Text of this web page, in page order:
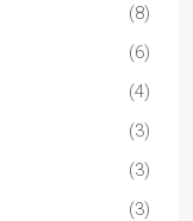
(8)
(6)
(4)
(3)
(3)
(3)